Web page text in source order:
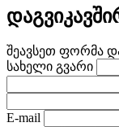
შეავსეთ ფორმა
სახელი გვარი
E-mail